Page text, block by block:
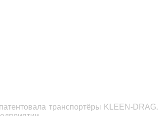
транспортёры KLEEN-DRAG.